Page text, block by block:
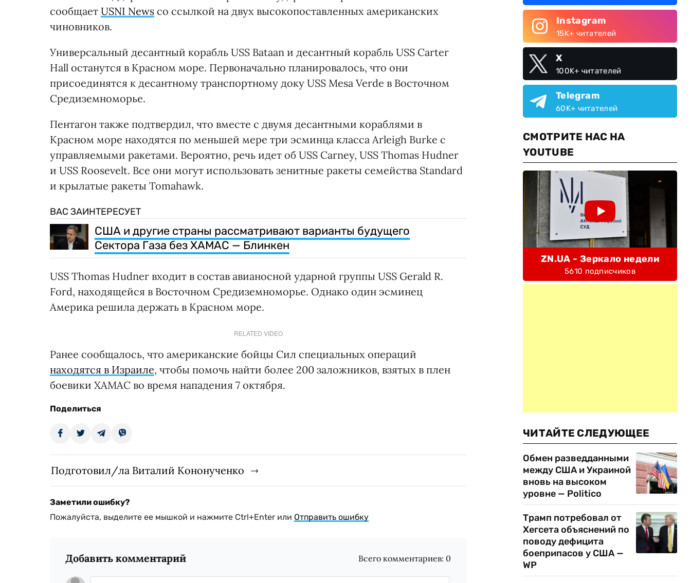
сообщает USNI News со ссылкой на двух высокопоставленных американских
чиновников.
Универсальный десантный корабль USS Bataan и десантный корабль USS Carter
Hall останутся в Красном море. Первоначально планировалось, что они
присоединятся к десантному транспортному доку USS Mesa Verde в Восточном
Средиземноморье.
Пентагон также подтвердил, что вместе с двумя десантными кораблями в
Красном море находятся по меньшей мере три эсминца класса Arleigh Burke с
управляемыми ракетами. Вероятно, речь идет об USS Carney, USS Thomas Hudner
и USS Roosevelt. Все они могут использовать зенитные ракеты семейства Standard
и крылатые ракеты Tomahawk.
ВАС ЗАИНТЕРЕСУЕТ
США и другие страны рассматривают варианты будущего
Сектора Газа без ХАМАС — Блинкен
USS Thomas Hudner входит в состав авианосной ударной группы USS Gerald R.
Ford, находящейся в Восточном Средиземноморье. Однако один эсминец
Америка решила держать в Красном море.
RELATED VIDEO
Ранее сообщалось, что американские бойцы Сил специальных операций
находятся в Израиле, чтобы помочь найти более 200 заложников, взятых в плен
боевики ХАМАС во время нападения 7 октября.
Поделиться
Подготовил/ла Виталий Кононученко
Заметили ошибку?
Пожалуйста, выделите ее мышкой и нажмите Ctrl+Enter или Отправить ошибку
Добавить комментарий Всего комментариев: 0
Instagram
15K+ читателей
X
100K+ читателей
Telegram
60K+ читателей
СМОТРИТЕ НАС НА
YOUTUBE
ZN.UA - Зеркало недели
5610 подписчиков
ЧИТАЙТЕ СЛЕДУЮЩЕЕ
Обмен разведданными
между США и Украиной
вновь на высоком
уровне — Politico
Трамп потребовал от
Хегсета объяснений по
поводу дефицита
боеприпасов у США —
WP